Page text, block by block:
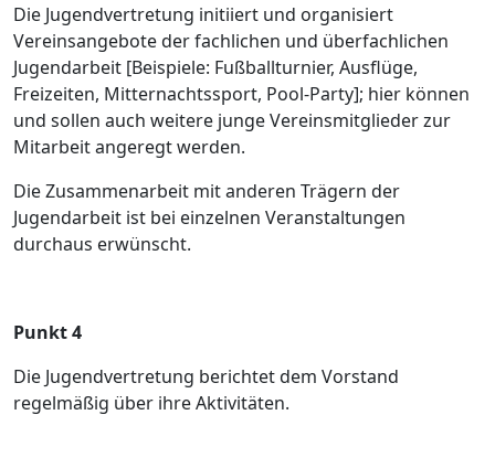
Die Jugendvertretung initiiert und organisiert
Vereinsangebote der fachlichen und überfachlichen
Jugendarbeit [Beispiele: Fußballturnier, Ausflüge,
Freizeiten, Mitternachtssport, Pool-Party]; hier können
und sollen auch weitere junge Vereinsmitglieder zur
Mitarbeit angeregt werden.
Die Zusammenarbeit mit anderen Trägern der
Jugendarbeit ist bei einzelnen Veranstaltungen
durchaus erwünscht.
Punkt 4
Die Jugendvertretung berichtet dem Vorstand
regelmäßig über ihre Aktivitäten.